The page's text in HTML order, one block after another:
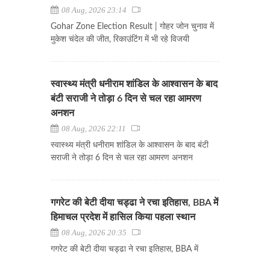
08 Aug, 2026 23:14
Gohar Zone Election Result | गोहर जोन चुनाव में
मुकेश चंदेल की जीत, रिकाउंटिंग में भी रहे विजयी
स्वास्थ्य मंत्री धनीराम शांडिल के आश्वासन के बाद
बंटी सराजी ने तोड़ा 6 दिन से चल रहा आमरण
अनशन
08 Aug, 2026 22:11
स्वास्थ्य मंत्री धनीराम शांडिल के आश्वासन के बाद बंटी
सराजी ने तोड़ा 6 दिन से चल रहा आमरण अनशन
गगरेट की बेटी दीया चड्ढा ने रचा इतिहास, BBA में
हिमाचल प्रदेश में हासिल किया पहला स्थान
08 Aug, 2026 20:35
गगरेट की बेटी दीया चड्ढा ने रचा इतिहास, BBA में